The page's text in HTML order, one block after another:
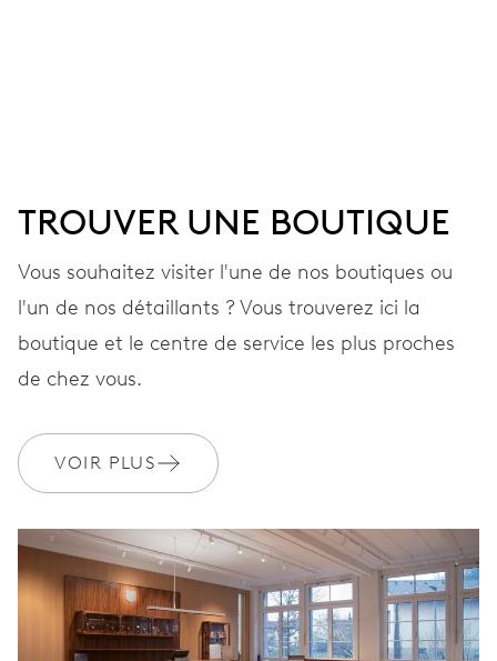
41 heures
Réserve de marche
DIMENSIONS
Ø 30,00 mm, 13 1/4’’’
ENROULEMENT
Remontage automatique, avec rotor rouge
TROUVER UNE BOUTIQUE
Vous souhaitez visiter l'une de nos boutiques ou
l'un de nos détaillants ? Vous trouverez ici la
boutique et le centre de service les plus proches
de chez vous.
VOIR PLUS